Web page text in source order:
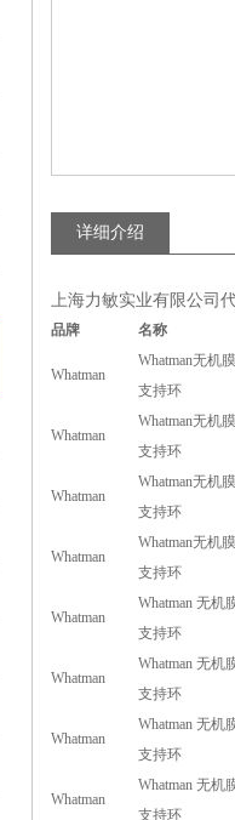
详细介绍
上海力敏实业有限公司
品牌 名称
Whatman
Whatman无机
支持环
Whatman
Whatman无机
支持环
Whatman
Whatman无机
支持环
Whatman
Whatman无机
支持环
Whatman
Whatman 无机
支持环
Whatman
Whatman 无机
支持环
Whatman
Whatman 无机
支持环
Whatman
Whatman 无机
支持环